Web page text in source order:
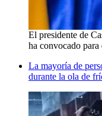
El presidente de
ha convocado para
La mayoría de
durante la ola de